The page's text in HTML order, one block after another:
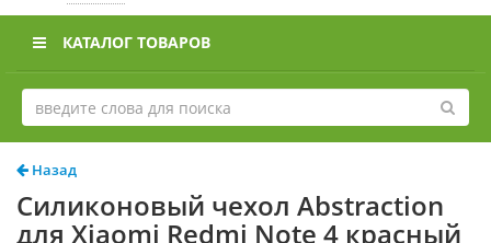
КАТАЛОГ ТОВАРОВ
Назад
Силиконовый чехол Abstraction
для Xiaomi Redmi Note 4 красный